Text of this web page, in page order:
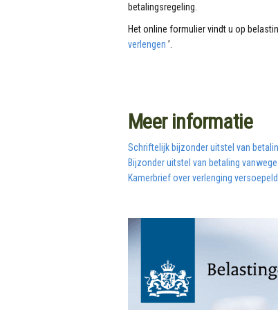
betalingsregeling.
Het online formulier vindt u op
verlengen ’.
Meer informatie
Schriftelijk bijzonder uitstel van
Bijzonder uitstel van betaling
Kamerbrief over verlenging